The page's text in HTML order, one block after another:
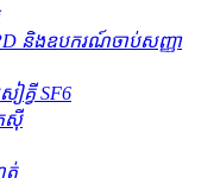
និងឧបករណ៍ចាប់សញ្ញា
គ្វី SF6
ស៊ី
ត់